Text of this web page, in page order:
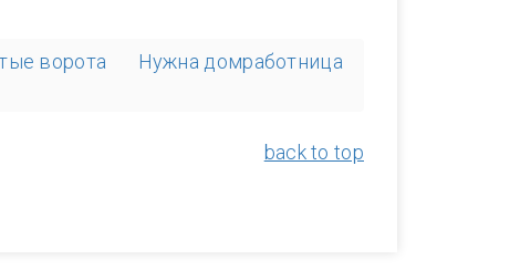
ворота
Нужна домработница
back to top